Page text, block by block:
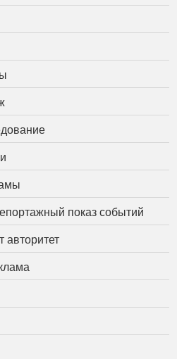
показ событий
авторитет